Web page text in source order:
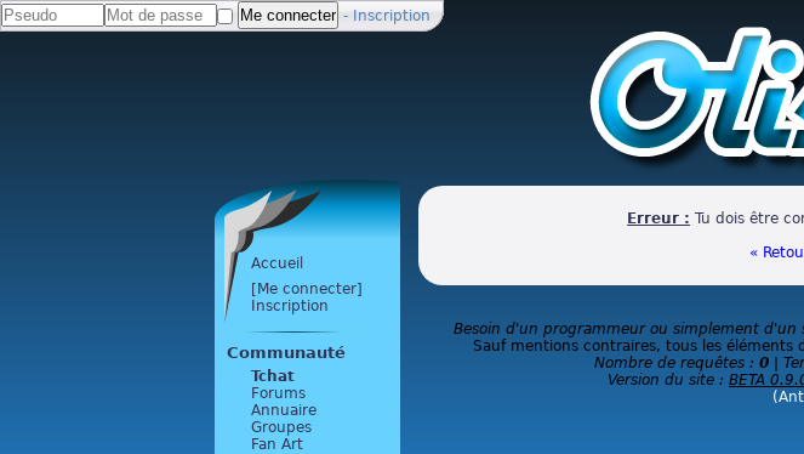
- Inscription
Accueil
[Me connecter]
Inscription
Communauté
Tchat
Forums
Annuaire
Groupes
Fan Art
Erreur : Tu dois être
«
Besoin d'un programmeur ou simplement d'un
Sauf mentions contraires, tous les éléments
Nombre de requêtes : 0|
Version du site : BETA